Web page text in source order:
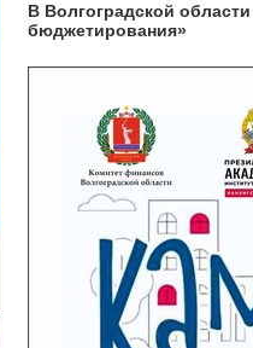
В Волгоградской
бюджетирования»